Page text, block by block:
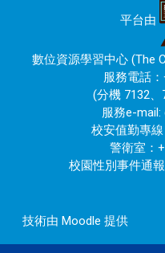
平台由
數位資源學習中心 (The
服務電話
(分機 7132、
服務e-mail:
校安值勤專
警衛室：
校園性別事件通
技術由 Moodle 提供